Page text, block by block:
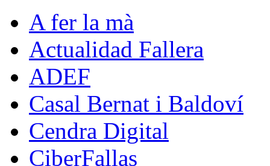
A fer la mà
Actualidad Fallera
ADEF
Casal Bernat i Baldoví
Cendra Digital
CiberFallas